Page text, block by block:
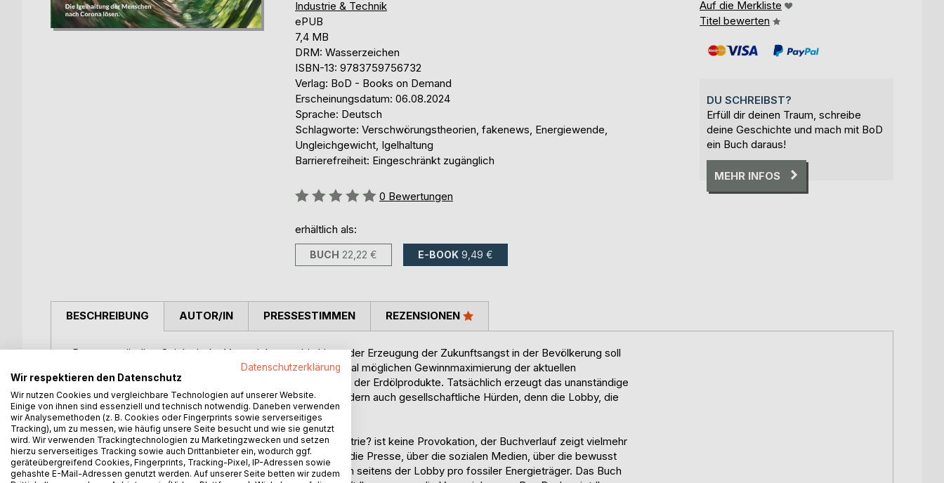
Industrie & Technik
ePUB
7,4 MB
DRM: Wasserzeichen
ISBN-13: 9783759756732
Verlag: BoD - Books on Demand
Erscheinungsdatum: 06.08.2024
Sprache: Deutsch
Schlagworte: Verschwörungstheorien, fakenews, Energiewende,
Ungleichgewicht, Igelhaltung
Barrierefreiheit: Eingeschränkt zugänglich
Bewertung::
0 Bewertungen
erhältlich als:
BUCH 22,22 € E-BOOK 9,49 €
Auf die Merkliste
Titel bewerten
DU SCHREIBST?
Erfüll dir deinen Traum, schreibe
deine Geschichte und mach mit BoD
ein Buch daraus!
MEHR INFOS
BESCHREIBUNG
Das unanständige Spiel mit der Verunsicherung bis hin zu der Erzeugung der Zukunftsangst in der Bevölkerung soll
die Energiewende entschleunigen mit dem Ziel der maximal möglichen Gewinnmaximierung der aktuellen
Geschäftsfelder mit den fossilen Energien Kohle und auch der Erdölprodukte. Tatsächlich erzeugt das unanständige
Spiel mit der Verunsicherung nicht nur Zukunftsangst, sondern auch gesellschaftliche Hürden, denn die Lobby, die
Absichten und der Ansporn sind im Ungleichgewicht.
Der Buchtitel: Patient Deutschland: ein Fall für die Psychiatrie? ist keine Provokation, der Buchverlauf zeigt vielmehr
den Hintergrund der aktuell hitzigen Wortmeldungen über die Presse, über die sozialen Medien, über die bewusst
unvollständigen bis hin zu den bewusst falschen Aussagen seitens der Lobby pro fossiler Energieträger. Das Buch
AUTOR/IN PRESSESTIMMEN REZENSIONEN
Datenschutzerklärung
Wir respektieren den Datenschutz
Wir nutzen Cookies und vergleichbare Technologien auf unserer Website.
Einige von ihnen sind essenziell und technisch notwendig. Daneben verwenden
wir Analysemethoden (z. B. Cookies oder Fingerprints sowie serverseitiges
Tracking), um zu messen, wie häufig unsere Seite besucht und wie sie genutzt
wird. Wir verwenden Trackingtechnologien zu Marketingzwecken und setzen
hierzu serverseitiges Tracking sowie auch Drittanbieter ein, wodurch ggf.
geräteübergreifend Cookies, Fingerprints, Tracking-Pixel, IP-Adressen sowie
gehashte E-Mail-Adressen genutzt werden. Auf unserer Seite betten wir zudem